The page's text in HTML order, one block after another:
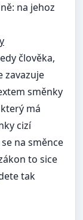
na jehoz
člověka,
zavazuje
směnky
má
cizí
na směnce
to sice
tak